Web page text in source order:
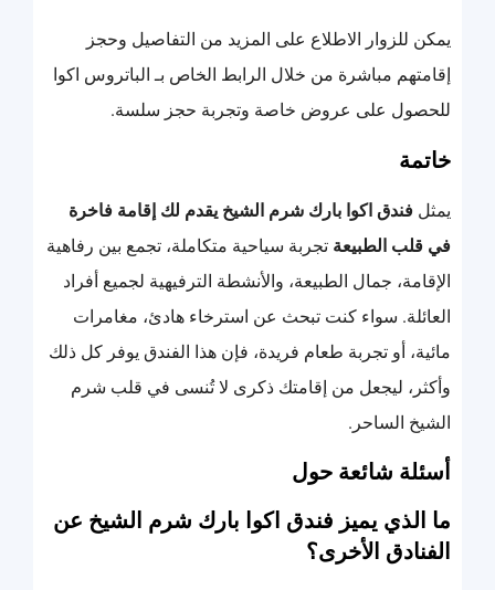
يمكن للزوار الاطلاع على المزيد من التفاصيل وحجز
إقامتهم مباشرة من خلال الرابط الخاص بـ الباتروس اكوا
للحصول على عروض خاصة وتجربة حجز سلسة.
خاتمة
يمثل فندق اكوا بارك شرم الشيخ يقدم لك إقامة فاخرة
في قلب الطبيعة تجربة سياحية متكاملة، تجمع بين رفاهية
الإقامة، جمال الطبيعة، والأنشطة الترفيهية لجميع أفراد
العائلة. سواء كنت تبحث عن استرخاء هادئ، مغامرات
مائية، أو تجربة طعام فريدة، فإن هذا الفندق يوفر كل ذلك
وأكثر، ليجعل من إقامتك ذكرى لا تُنسى في قلب شرم
الشيخ الساحر.
أسئلة شائعة حول
ما الذي يميز فندق اكوا بارك شرم الشيخ عن
الفنادق الأخرى؟